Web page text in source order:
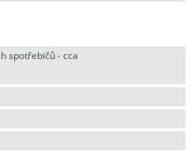
spotřebičů - cca